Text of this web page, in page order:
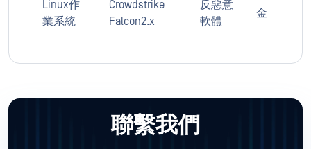
Linux作
業系統
Crowdstrike
Falcon2.x
反惡意
軟體
金
聯繫我們